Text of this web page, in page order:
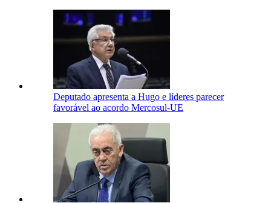
Deputado apresenta a Hugo e líderes parecer
favorável ao acordo Mercosul-UE